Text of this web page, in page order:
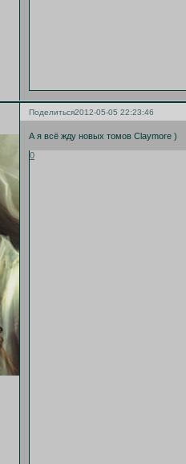
Поделиться2012-05-05 22:23:46
А я всё жду новых томов Claymore )
0